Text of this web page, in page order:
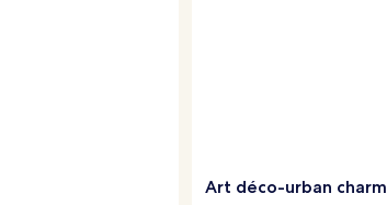
Art déco-urban charm